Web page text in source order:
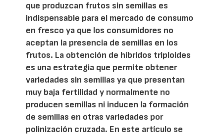
que produzcan frutos sin semillas es
indispensable para el mercado de consumo
en fresco ya que los consumidores no
aceptan la presencia de semillas en los
frutos. La obtención de híbridos triploides
es una estrategia que permite obtener
variedades sin semillas ya que presentan
muy baja fertilidad y normalmente no
producen semillas ni inducen la formación
de semillas en otras variedades por
polinización cruzada. En este artículo se